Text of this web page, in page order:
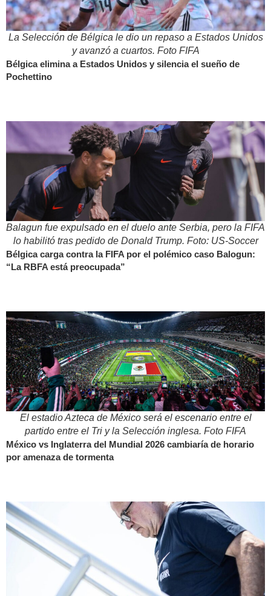
La Selección de Bélgica le dio un repaso a Estados Unidos
y avanzó a cuartos. Foto FIFA
Bélgica elimina a Estados Unidos y silencia el sueño de
Pochettino
Balagun fue expulsado en el duelo ante Serbia, pero la FIFA
lo habilitó tras pedido de Donald Trump. Foto: US-Soccer
Bélgica carga contra la FIFA por el polémico caso Balogun:
“La RBFA está preocupada”
El estadio Azteca de México será el escenario entre el
partido entre el Tri y la Selección inglesa. Foto FIFA
México vs Inglaterra del Mundial 2026 cambiaría de horario
por amenaza de tormenta